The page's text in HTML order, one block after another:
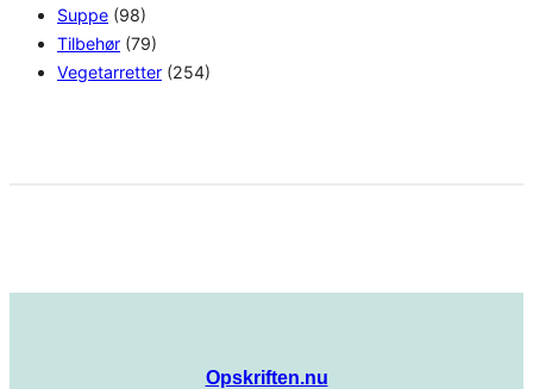
Suppe (98)
Tilbehør (79)
Vegetarretter (254)
Opskriften.nu